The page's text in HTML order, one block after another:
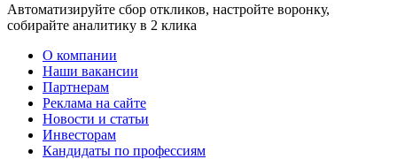
Автоматизируйте сбор откликов, настройте воронку,
собирайте аналитику в 2 клика
О компании
Наши вакансии
Партнерам
Реклама на сайте
Новости и статьи
Инвесторам
Кандидаты по профессиям